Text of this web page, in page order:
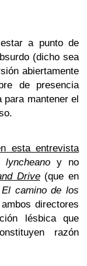
a punto de
(dicho sea
abiertamente
de presencia
para mantener el
esta entrevista
lyncheano y no
Drive(que en
El camino de los
directores
lésbica que
razón